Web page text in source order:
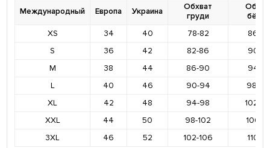
Международный Европа Украина
Обхват
груди
XS
34 40 78-82
86-
S
36 42 82-86
90-
M
38 44 86-90
94-
L
40 46 90-94
98-
XL
42 48 94-98
102-
XXL
44 50 98-102
106-
3XL
46 52 102-106
110-